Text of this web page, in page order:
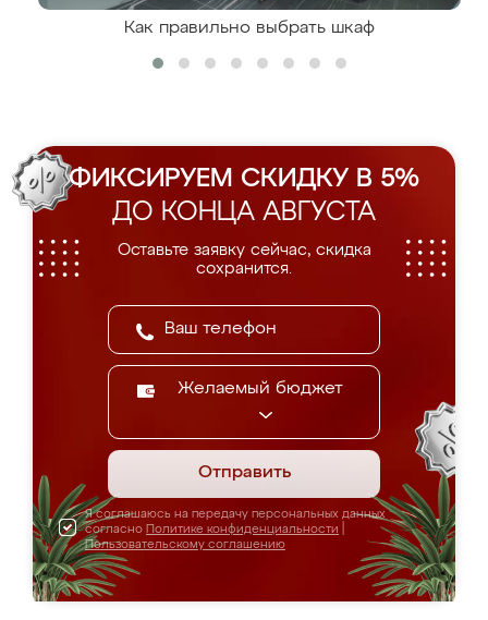
Как правильно выбрать шкаф
ФИКСИРУЕМ СКИДКУ В 5%
ДО КОНЦА АВГУСТА
Оставьте заявку сейчас, скидка
сохранится.
Желаемый бюджет
Отправить
Я соглашаюсь на передачу персональных данных
согласно Политике конфиденциальности
Пользовательскому соглашению